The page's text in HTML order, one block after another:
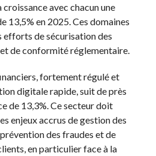
avec chacun une
13,5% en 2025. Ces domaines
efforts de sécurisation des
de conformité réglementaire.
fortement régulé et
digitale rapide, suit de près
de 13,3%. Ce secteur doit
enjeux accrus de gestion des
des fraudes et de
en particulier face à la